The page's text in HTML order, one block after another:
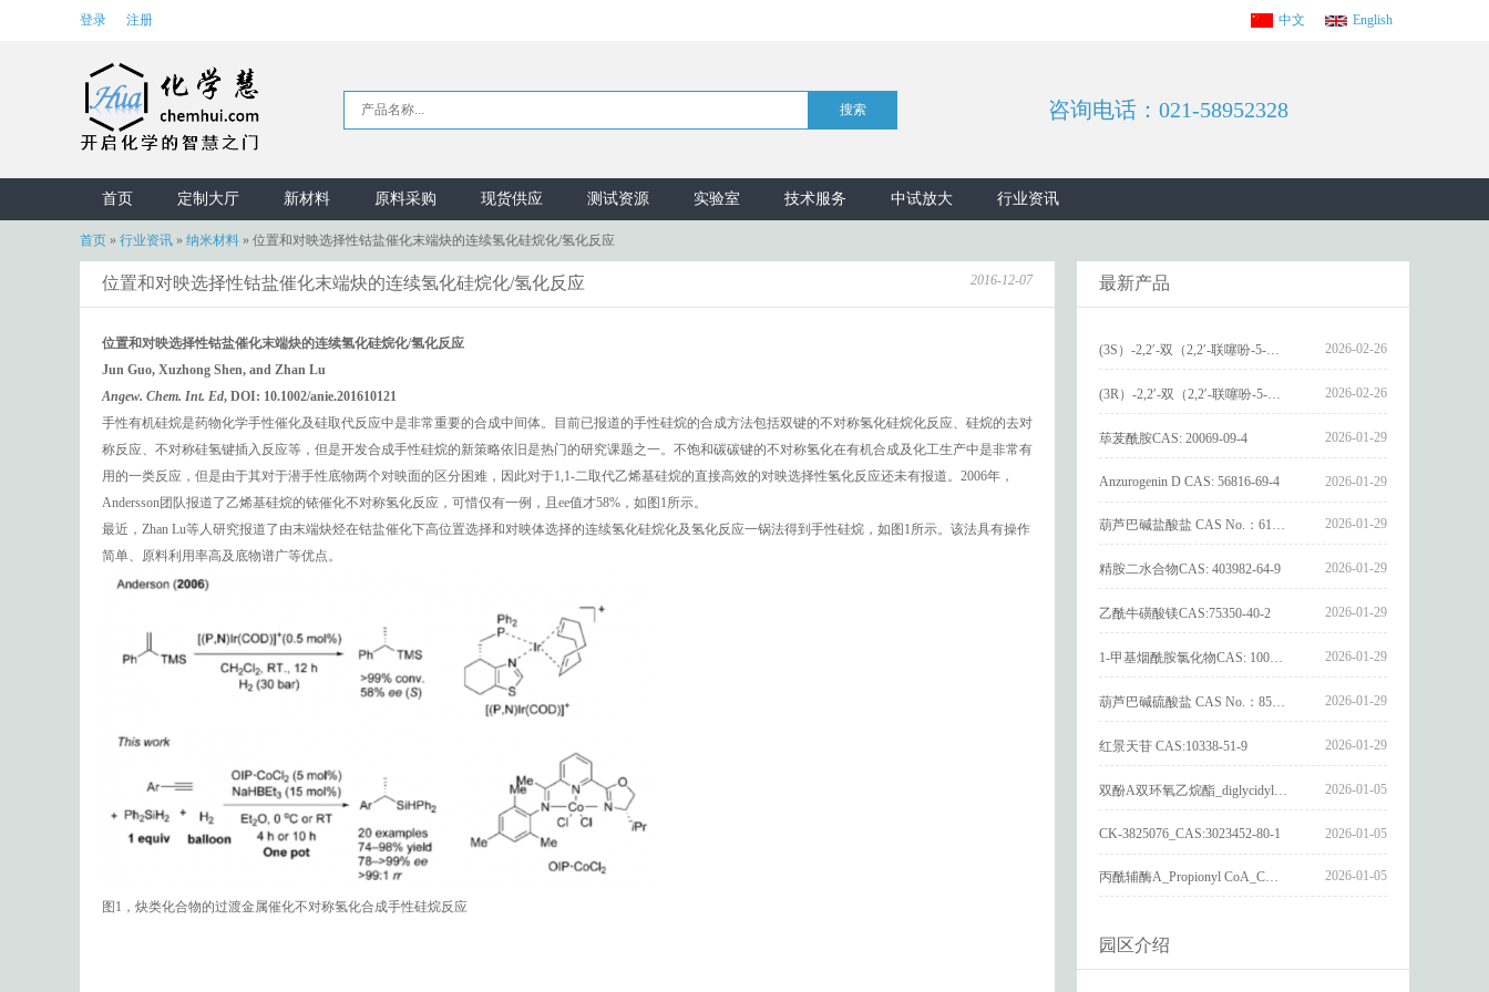
登录 注册 中文 English
咨询电话：021-58952328
首页 定制大厅 新材料 原料采购 现货供应 测试资源 实验室 技术服务 中试放大 行业资讯
首页 » 行业资讯 » 纳米材料 » 位置和对映选择性钴盐催化末端炔的连续氢化硅烷化/氢化反应
位置和对映选择性钴盐催化末端炔的连续氢化硅烷化/氢化反应 2016-12-07
位置和对映选择性钴盐催化末端炔的连续氢化硅烷化/氢化反应
Jun Guo, Xuzhong Shen, and Zhan Lu
Angew. Chem. Int. Ed, DOI: 10.1002/anie.201610121
手性有机硅烷是药物化学手性催化及硅取代反应中是非常重要的合成中间体。目前已报道的手性硅烷的合成方法包括双键的不对称氢化硅烷化反应、硅烷的去对
称反应、不对称硅氢键插入反应等，但是开发合成手性硅烷的新策略依旧是热门的研究课题之一。不饱和碳碳键的不对称氢化在有机合成及化工生产中是非常有
用的一类反应，但是由于其对于潜手性底物两个对映面的区分困难，因此对于1,1-二取代乙烯基硅烷的直接高效的对映选择性氢化反应还未有报道。2006年，
Andersson团队报道了乙烯基硅烷的铱催化不对称氢化反应，可惜仅有一例，且ee值才58%，如图1所示。
最近，Zhan Lu等人研究报道了由末端炔烃在钴盐催化下高位置选择和对映体选择的连续氢化硅烷化及氢化反应一锅法得到手性硅烷，如图1所示。该法具有操作
简单、原料利用率高及底物谱广等优点。
图1，炔类化合物的过渡金属催化不对称氢化合成手性硅烷反应
最新产品
2026-02-26
2026-02-26
荜茇酰胺CAS: 20069-09-4 2026-01-29
Anzurogenin D CAS: 56816-69-4 2026-01-29
2026-01-29
精胺二水合物CAS: 403982-64-9 2026-01-29
乙酰牛磺酸镁CAS:75350-40-2 2026-01-29
2026-01-29
2026-01-29
红景天苷 CAS:10338-51-9 2026-01-29
2026-01-05
CK-3825076_CAS:3023452-80-1 2026-01-05
2026-01-05
园区介绍